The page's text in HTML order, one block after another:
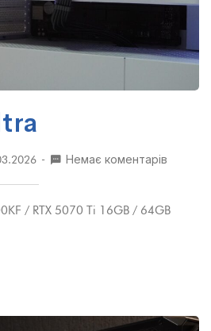
Немає коментарів
/ RTX 5070 Ti 16GB / 64GB